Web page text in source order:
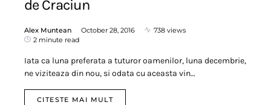
de Craciun
Alex Muntean October 28, 2016
738 views
2 minute read
Iata ca luna preferata a tuturor oamenilor, luna decembrie,
ne viziteaza din nou, si odata cu aceasta vin…
CITESTE MAI MULT